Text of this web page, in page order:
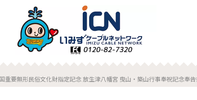
重要無形民俗文化財指定記念 放生津八幡宮 曳山・築山行事奉祝記念奉